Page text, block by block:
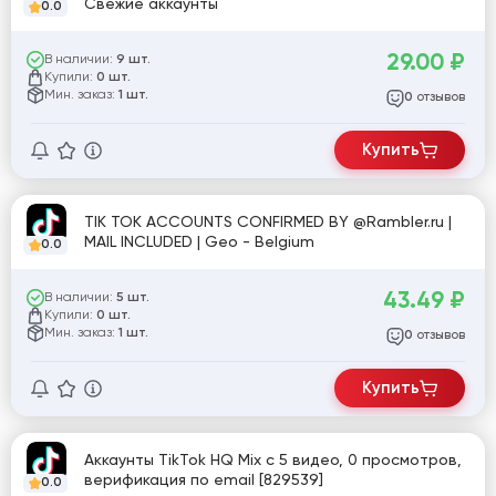
0.0
В наличии: 9 шт.
Купили: 0 шт.
Мин. заказ: 1 шт.
29.00 ₽
0 отзывов
Купить
0.0
TIK TOK ACCOUNTS CONFIRMED BY @Rambler.ru |
MAIL INCLUDED | Geo - Belgium
В наличии: 5 шт.
Купили: 0 шт.
Мин. заказ: 1 шт.
43.49 ₽
0 отзывов
Купить
0.0
Аккаунты TikTok HQ Mix с 5 видео, 0 просмотров,
верификация по email [829539]